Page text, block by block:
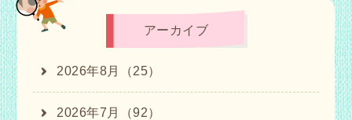
アーカイブ
2026年8月（25）
2026年7月（92）